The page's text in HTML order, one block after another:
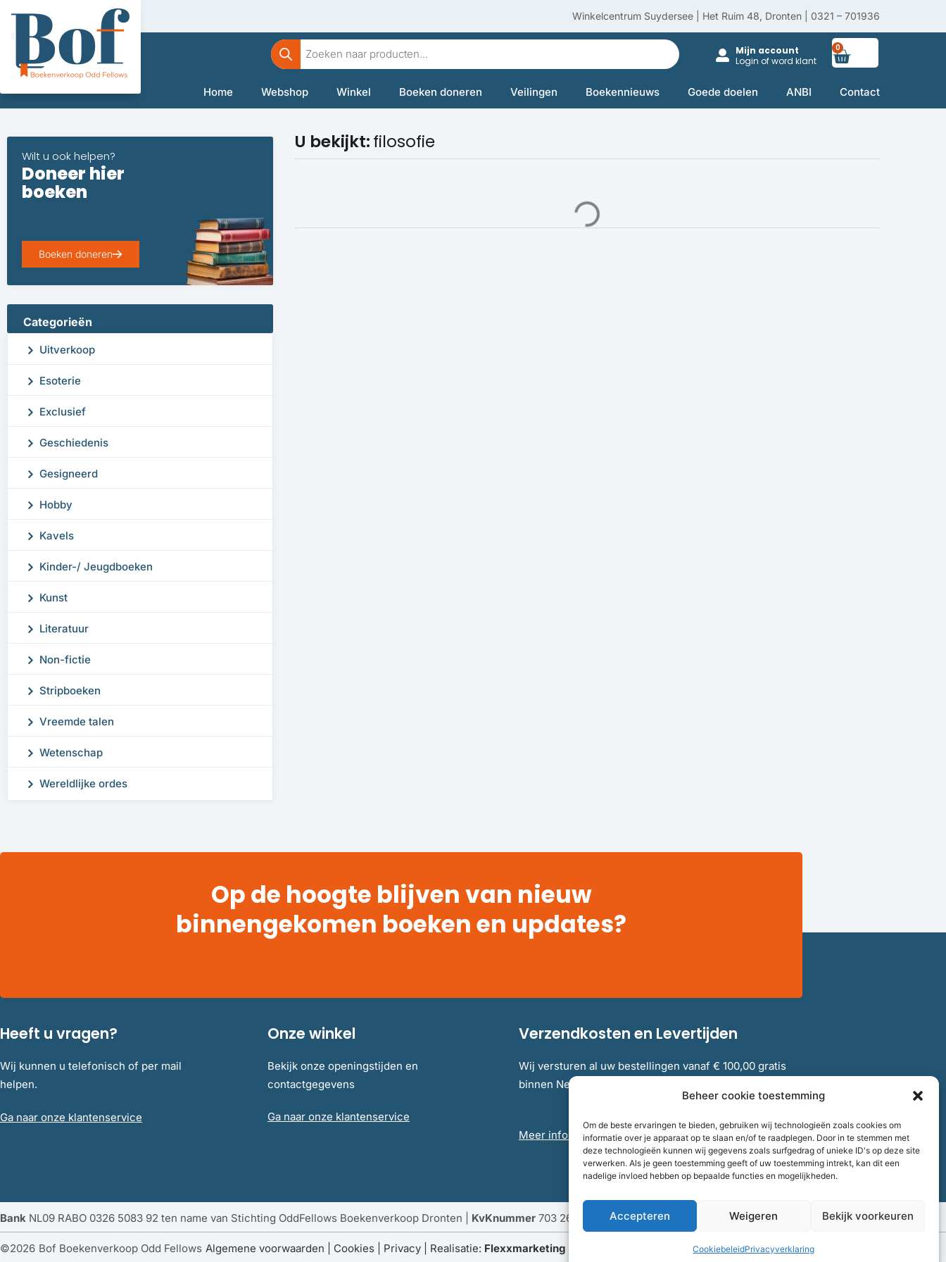
Beheer cookie toestemming
Om de beste ervaringen te bieden, gebruiken wij technologieën zoals cookies om
informatie over je apparaat op te slaan en/of te raadplegen. Door in te stemmen met
deze technologieën kunnen wij gegevens zoals surfgedrag of unieke ID's op deze site
verwerken. Als je geen toestemming geeft of uw toestemming intrekt, kan dit een
nadelige invloed hebben op bepaalde functies en mogelijkheden.
Accepteren Weigeren Bekijk voorkeuren
CookiebeleidPrivacyverklaring
inhoud
Winkelcentrum Suydersee | Het Ruim 48, Dronten | 0321 – 701936
Producten
zoeken
Mijn account
Login of word klant
0
Home Webshop Winkel Boeken doneren Veilingen Boekennieuws Goede doelen ANBI Contact
Wilt u ook helpen?
Doneer hier
boeken
Boeken doneren
Categorieën
Uitverkoop
Esoterie
Exclusief
Geschiedenis
Gesigneerd
Hobby
Kavels
Kinder-/ Jeugdboeken
Kunst
Literatuur
Non-fictie
Stripboeken
Vreemde talen
Wetenschap
Wereldlijke ordes
U bekijkt:filosofie
Op de hoogte blijven van nieuw
binnengekomen boeken en updates?
Heeft u vragen?
Wij kunnen u telefonisch of per mail
helpen.
Ga naar onze klantenservice
Onze winkel
Bekijk onze openingstijden en
contactgegevens
Ga naar onze klantenservice
Verzendkosten en Levertijden
Wij versturen al uw bestellingen vanaf € 100,00 gratis
binnen Nederland en België.
Meer informatie over verzendkosten en levertijden
Bank NL09 RABO 0326 5083 92 ten name van Stichting OddFellows Boekenverkoop Dronten | KvKnummer 703 267 54 | Fiscaalnummer 858264237
©2026 Bof Boekenverkoop Odd Fellows Algemene voorwaarden Cookies Privacy | Realisatie: Flexxmarketing Volg ons
F
a
I
n
T
w